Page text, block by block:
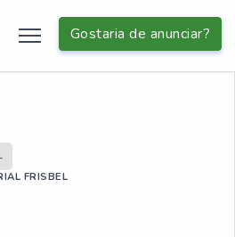
Gostaria de anunciar?
FRISBEL